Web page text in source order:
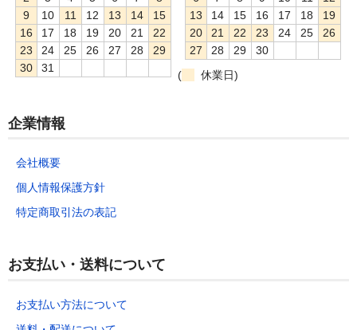
9
10 11 12 13 14
15
16
17 18 19 20 21
22
23
24 25 26 27 28
29
30
31
13
14 15 16 17 18
19
20
21 22 23 24 25
26
27
28 29
30
(
休業日)
企業情報
会社概要
個人情報保護方針
特定商取引法の表記
お支払い・送料について
お支払い方法について